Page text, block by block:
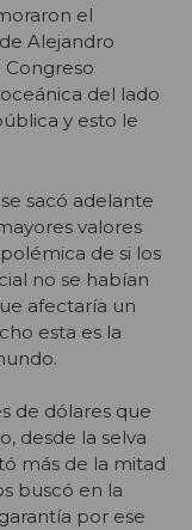
el
Alejandro
Congreso
del lado
y esto le
sacó adelante
valores
de si los
no se habían
afectaría un
esta es la
de dólares que
desde la selva
más de la mitad
buscó en la
por ese